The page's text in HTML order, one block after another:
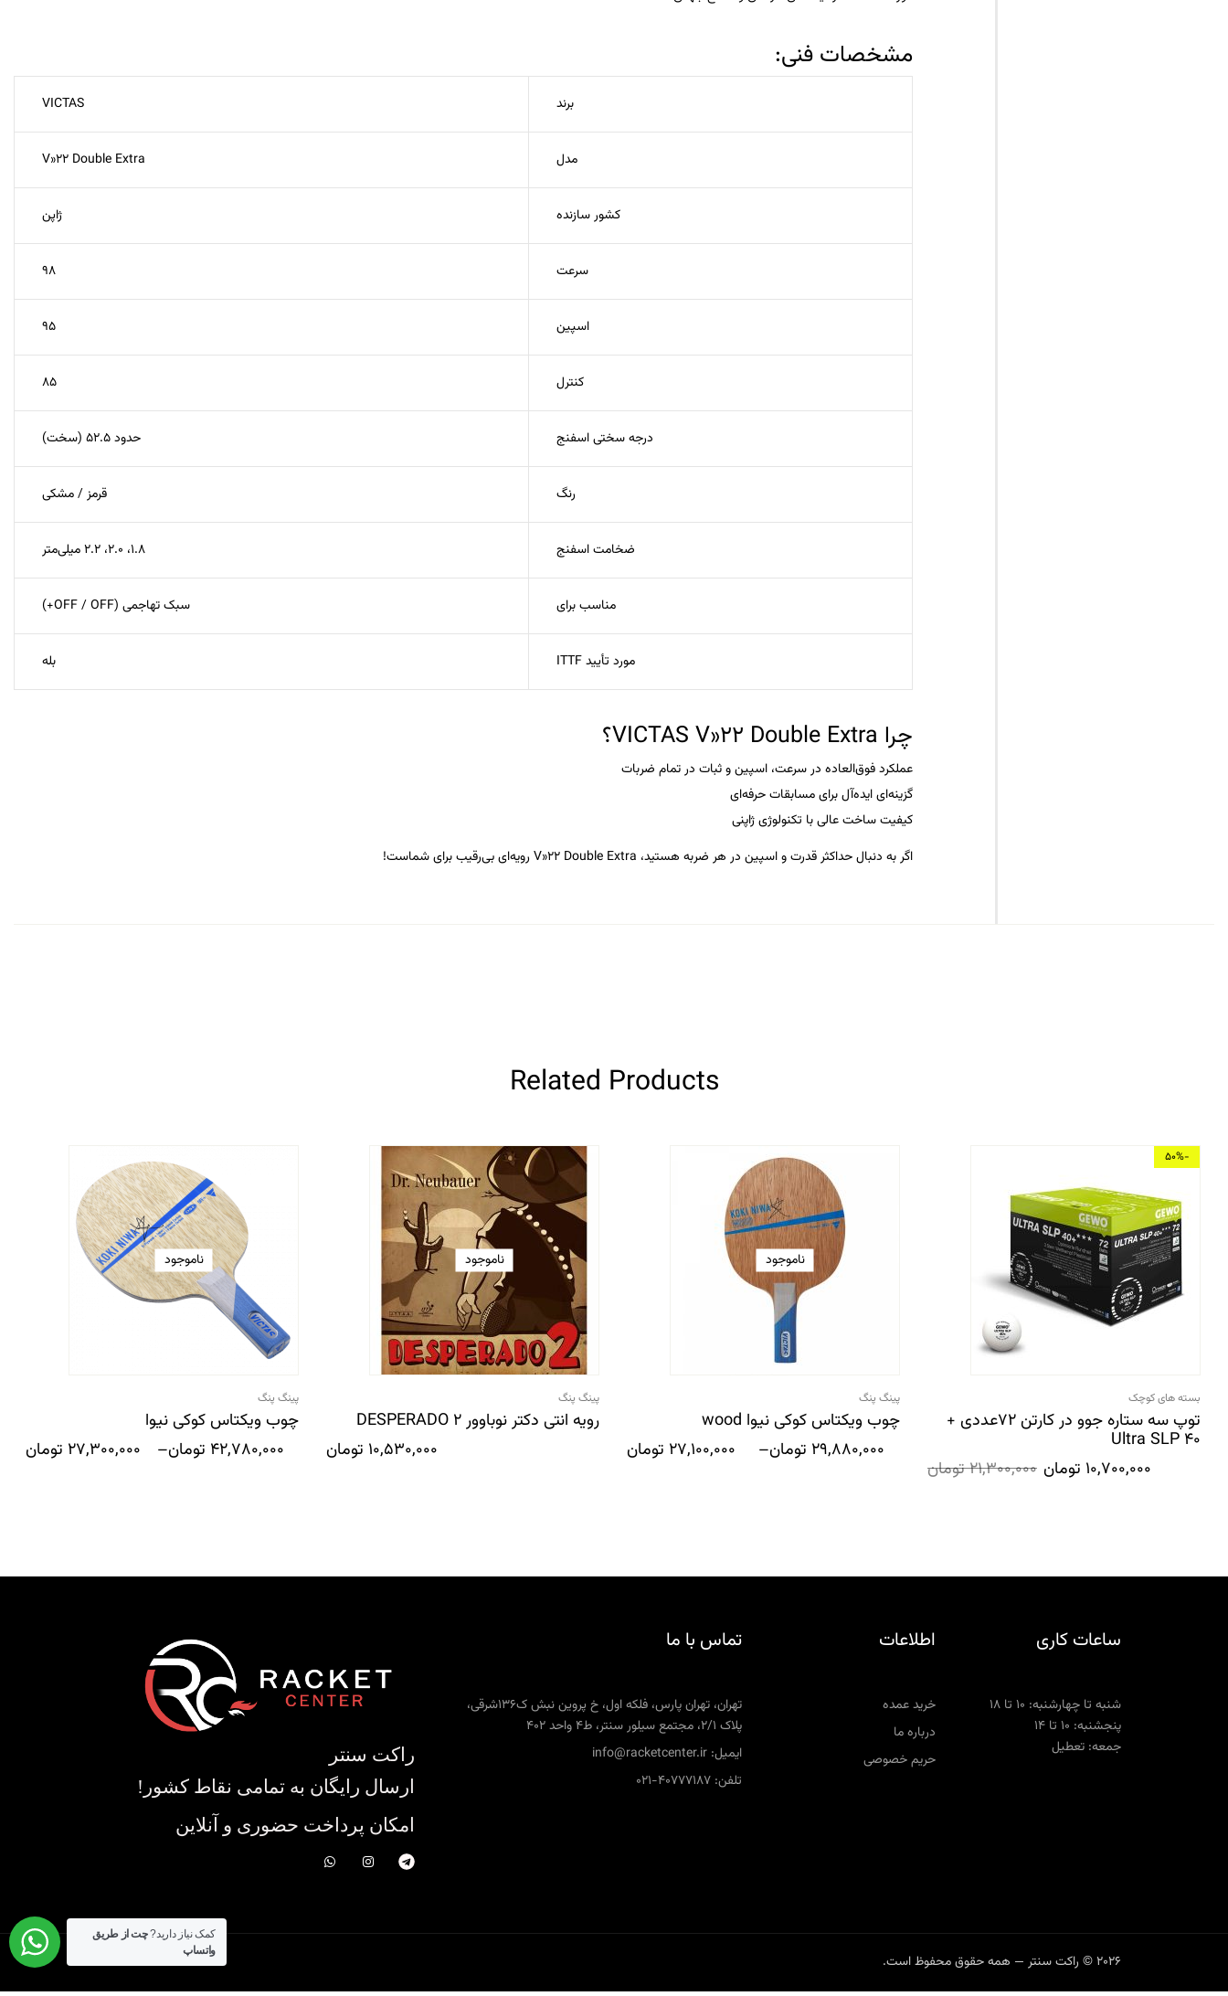
مشخصات فنی:
برند VICTAS
مدل V»22 Double Extra
کشور سازنده ژاپن
سرعت ۹۸
اسپین ۹۵
کنترل ۸۵
درجه سختی اسفنج حدود ۵۲.۵ (سخت)
رنگ قرمز / مشکی
ضخامت اسفنج ۱.۸، ۲.۰، ۲.۲ میلی‌متر
مناسب برای سبک تهاجمی (OFF / OFF+)
مورد تأیید ITTF بله
چرا VICTAS V»22 Double Extra؟
عملکرد فوق‌العاده در سرعت، اسپین و ثبات در تمام ضربات
گزینه‌ای ایده‌آل برای مسابقات حرفه‌ای
کیفیت ساخت عالی با تکنولوژی ژاپنی
اگر به دنبال حداکثر قدرت و اسپین در هر ضربه هستید، V»22 Double Extra رویه‌ای بی‌رقیب برای شماست!
Related Products
-50%
بسته های کوچک
توپ سه ستاره جوو در کارتن 72عددی +
Ultra SLP 40
21,300,000تومان 10,700,000 تومان
ناموجود
پینگ پنگ
چوب ویکتاس کوکی نیوا wood
29,880,000 تومان–
27,100,000 تومان
ناموجود
پینگ پنگ
رویه انتی دکتر نوباوور DESPERADO 2
10,530,000 تومان
ناموجود
پینگ پنگ
چوب ویکتاس کوکی نیوا
42,780,000 تومان–
27,300,000 تومان
ساعات کاری
شنبه تا چهارشنبه: ۱۰ تا ۱۸
پنجشنبه: ۱۰ تا ۱۴
جمعه: تعطیل
اطلاعات
خرید عمده
درباره ما
حریم خصوصی
تماس با ما
تهران، تهران پارس، فلکه اول، خ پروین نبش ک136شرقی،
پلاک 2/1، مجتمع سیلور سنتر، ط4 واحد 402
ایمیل: info@racketcenter.ir
تلفن: 40777187-021
راکت سنتر
ارسال رایگان به تمامی نقاط کشور!
امکان پرداخت حضوری و آنلاین
2026 © راکت سنتر — همه حقوق محفوظ است.
کمک نیاز دارید?چت از طریق
واتساپ